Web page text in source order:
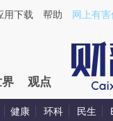
用下载 帮助 网上有
观点
健康 环科 民生